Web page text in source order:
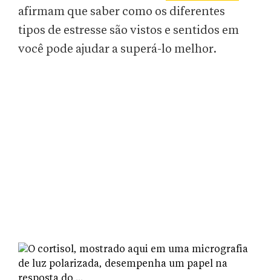
afirmam que saber como os diferentes
tipos de estresse são vistos e sentidos em
você pode ajudar a superá-lo melhor.